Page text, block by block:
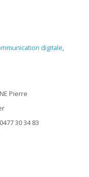
digitale,
Pierre
30 34 83